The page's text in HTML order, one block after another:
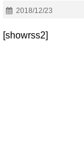
2018/12/23
[showrss2]